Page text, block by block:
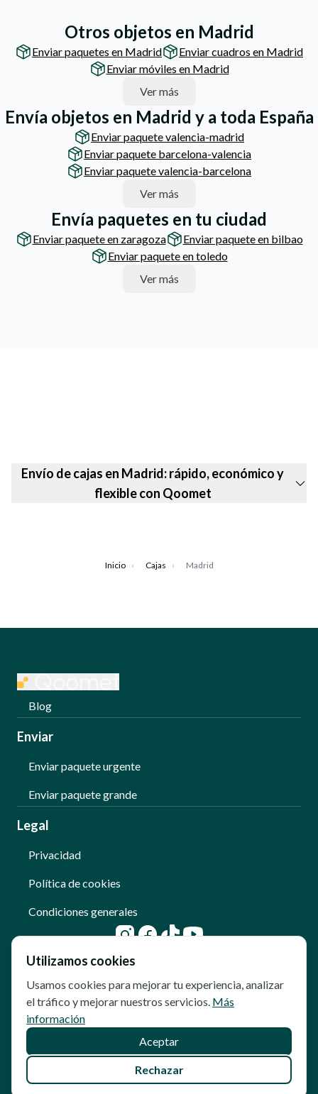
Otros objetos en Madrid
Enviar paquetes en Madrid
Enviar cuadros en Madrid
Enviar móviles en Madrid
Ver más
Envía objetos en Madrid y a toda España
Enviar paquete valencia-madrid
Enviar paquete barcelona-valencia
Enviar paquete valencia-barcelona
Ver más
Envía paquetes en tu ciudad
Enviar paquete en zaragoza
Enviar paquete en bilbao
Enviar paquete en toledo
Ver más
Envío de cajas en Madrid: rápido, económico y
flexible con Qoomet
Inicio › Cajas › Madrid
Blog
Enviar
Enviar paquete urgente
Enviar paquete grande
Legal
Privacidad
Política de cookies
Condiciones generales
© Copyright - Qoomet
Utilizamos cookies
Usamos cookies para mejorar tu experiencia, analizar
el tráfico y mejorar nuestros servicios. Más
información
Aceptar
Rechazar